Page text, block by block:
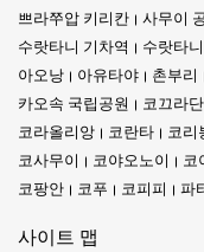
쁘라쭈압 키리칸
사무이
수랏타니 기차역
수랏타
아오낭
아유타야 촌부리
카오속 국립공원
코끄라단
코라올리앙
코란타 코리
코사무이
코야오노이 코
코팡안
코푸 코피피 파
사이트 맵